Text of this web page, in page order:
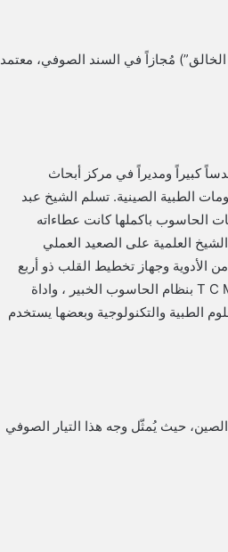
مُجازاً في السند الصوفي، معتمد
كبيراً ومديراً في مركز أبحاث
الطبية الصينية. تسلم الشيخ عبد
الحاسوب باكملها كانت عطاءاته
العلمية على الصعيد العملي
ابتكاره ل 16 جهاز طبي بتقنية الذكاء الاصطناعي بما فى ذالك 108 نوع من الأدوية وجهاز تخطيط القلب ذو أربع
قنوات بتقنية الحاسوب المجهري والمحلل الشهير المخضرم في Yao Zheng bai من T C M بنظام الحاسوب الخبير ، واداة
بجائزة الإنجاز الوطن للعلوم الطبية والتكنولوجية وبعضها يستخدم
حيث يُمثّل وجه هذا التيار الصوفي